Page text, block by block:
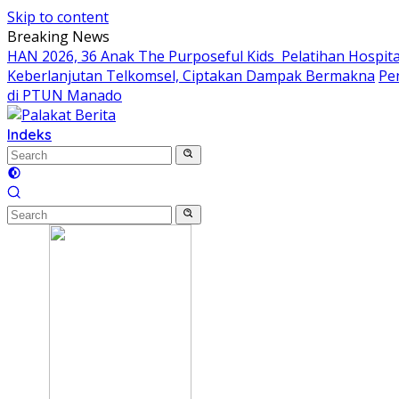
Skip to content
Breaking News
HAN 2026, 36 Anak The Purposeful Kids Pelatihan
Keberlanjutan Telkomsel, Ciptakan Dampak Bermakna
di PTUN Manado
Indeks